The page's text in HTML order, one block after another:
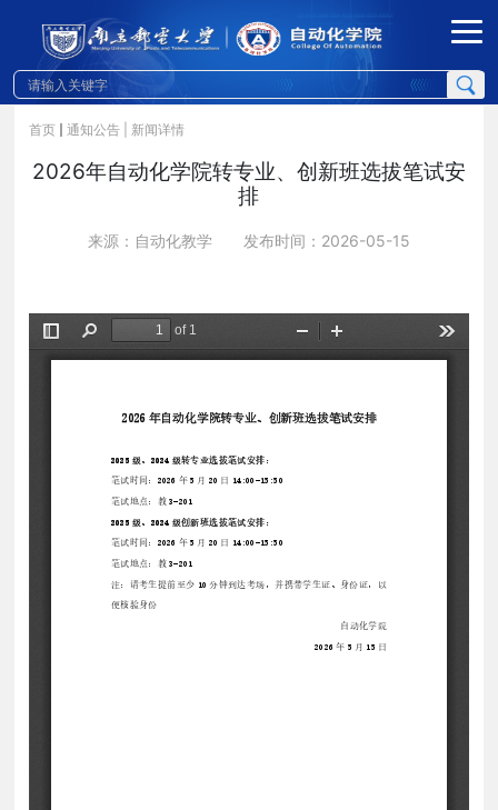
首页 通知公告 | 新闻详情
2026年自动化学院转专业、创新班选拔笔试安
排
来源：自动化教学 发布时间：2026-05-15